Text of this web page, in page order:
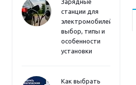
Зарядные
станции для
электромобилей:
выбор, типы и
особенности
установки
Как выбрать